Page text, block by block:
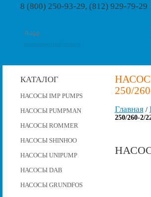
8 (800) 250-93-29, (812) 929-79-29
КАТАЛОГ
НАСОСЫ IMP PUMPS
НАСОСЫ PUMPMAN
НАСОСЫ ROMMER
НАСОСЫ SHINHOO
НАСОСЫ UNIPUMP
НАСОСЫ DAB
НАСОСЫ GRUNDFOS
250/
Главная/
250/260-2/
НАСОС